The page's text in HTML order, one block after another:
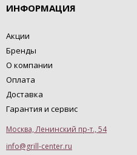
ИНФОРМАЦИЯ
Акции
Бренды
О компании
Оплата
Доставка
Гарантия и сервис
Москва, Ленинский пр-т., 54
info@grill-center.ru